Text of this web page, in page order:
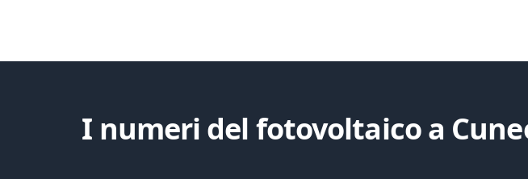
I numeri del fotovoltaico a